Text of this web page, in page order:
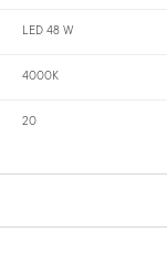
LED 48 W
4000K
20